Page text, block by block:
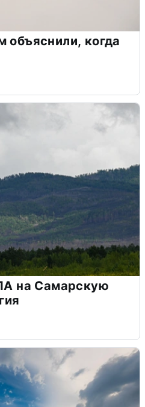
объяснили, когда
на Самарскую